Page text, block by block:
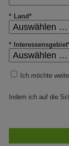
* Land*
*
Ich möchte
Indem ich auf die